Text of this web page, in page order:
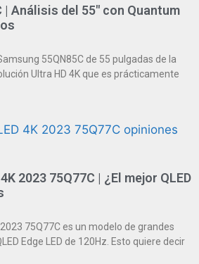
| Análisis del 55″ con Quantum
55QN85C de 55 pulgadas de la
Ultra HD 4K que es prácticamente
2023 75Q77C | ¿El mejor QLED
75Q77C es un modelo de grandes
Edge LED de 120Hz. Esto quiere decir